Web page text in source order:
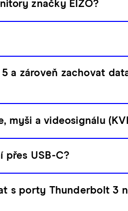
značky EIZO?
a zároveň zachovat
myši a videosignálu
přes USB-C?
s porty Thunderbolt 3